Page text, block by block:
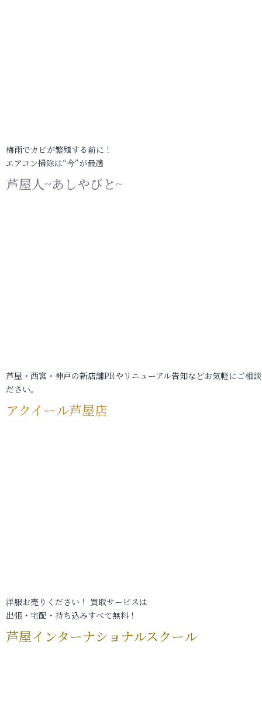
梅雨でカビが繁殖する前に！
エアコン掃除は“今”が最適
芦屋人~あしやびと~
芦屋・西宮・神戸の新店舗PRやリニューアル告知などお気軽にご相
ださい。
アクイール芦屋店
洋服お売りください！ 買取サービスは
出張・宅配・持ち込みすべて無料！
芦屋インターナショナルスクール